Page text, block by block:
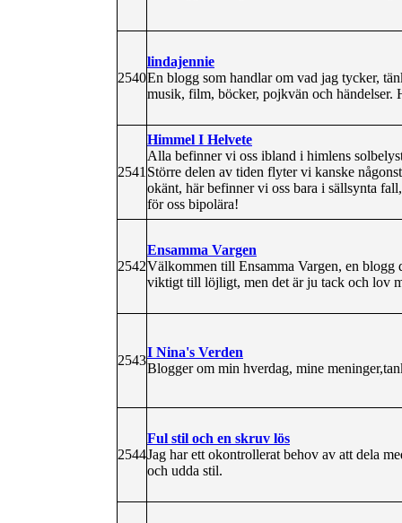
2540
lindajennie
En blogg som handlar om vad jag tycker,
musik, film, böcker, pojkvän och händelser.
2541
Himmel I Helvete
Alla befinner vi oss ibland i himlens
Större delen av tiden flyter vi kanske
okänt, här befinner vi oss bara i sällsynta
för oss bipolära!
2542
Ensamma Vargen
Välkommen till Ensamma Vargen, en
viktigt till löjligt, men det är ju tack och lov
2543
I Nina's Verden
Blogger om min hverdag, mine
2544
Ful stil och en skruv lös
Jag har ett okontrollerat behov av att dela
och udda stil.